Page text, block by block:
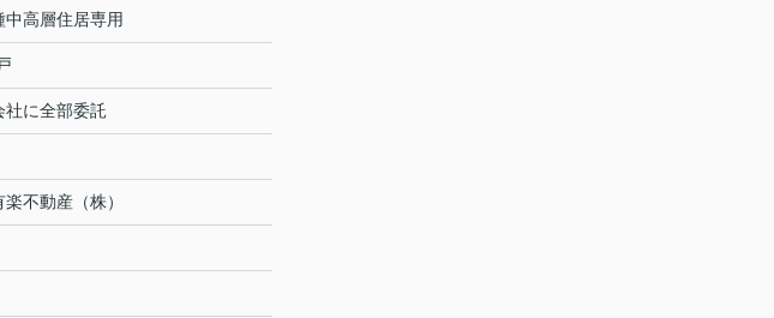
中高層住居専用
社に全部委託
楽不動産（株）